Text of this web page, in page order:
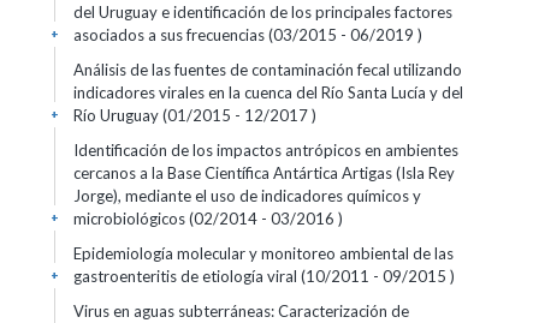
del Uruguay e identificación de los principales factores
asociados a sus frecuencias (03/2015 - 06/2019 )
+
Análisis de las fuentes de contaminación fecal utilizando
indicadores virales en la cuenca del Río Santa Lucía y del
Río Uruguay (01/2015 - 12/2017 )
+
Identificación de los impactos antrópicos en ambientes
cercanos a la Base Científica Antártica Artigas (Isla Rey
Jorge), mediante el uso de indicadores químicos y
microbiológicos (02/2014 - 03/2016 )
+
Epidemiología molecular y monitoreo ambiental de las
gastroenteritis de etiología viral (10/2011 - 09/2015 )
+
Virus en aguas subterráneas: Caracterización de